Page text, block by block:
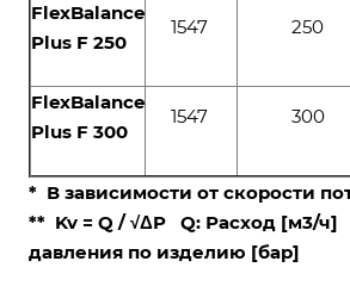
FlexBalance
Plus F 250
1547 250
FlexBalance
Plus F 300
1547 300
* В зависимости от скорости
** Kv = Q / √ΔP Q: Расход [м3/ч]
давления по изделию [бар]